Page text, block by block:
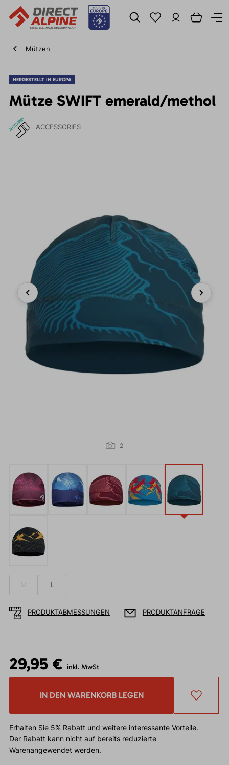
Mützen
HERGESTELLT IN EUROPA
Mütze SWIFT emerald/methol
ACCESSORIES
Previous Next
2
M L
PRODUKTABMESSUNGEN PRODUKTANFRAGE
29,95 € inkl. MwSt
IN DEN WARENKORB LEGEN
Erhalten Sie 5% Rabattund weitere interessante Vorteile.
Der Rabatt kann nicht auf bereits reduzierte
Warenangewendet werden.